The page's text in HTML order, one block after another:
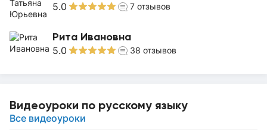
5.0 7 отзывов
Рита Ивановна
5.0 38 отзывов
Видеоуроки по русскому языку
Все видеоуроки